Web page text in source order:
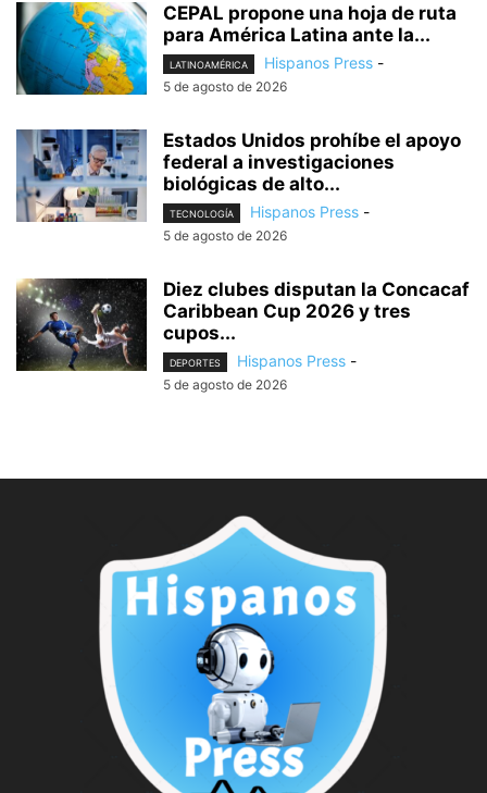
CEPAL propone una hoja de ruta
para América Latina ante la...
LATINOAMÉRICA Hispanos Press -
5 de agosto de 2026
Estados Unidos prohíbe el apoyo
federal a investigaciones
biológicas de alto...
TECNOLOGÍA Hispanos Press -
5 de agosto de 2026
Diez clubes disputan la Concacaf
Caribbean Cup 2026 y tres
cupos...
DEPORTES Hispanos Press -
5 de agosto de 2026